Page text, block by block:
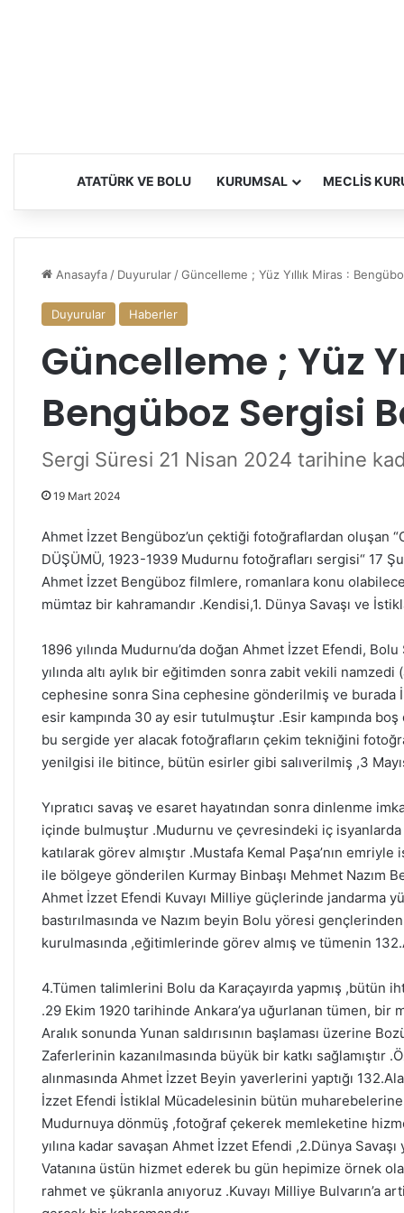
ATATÜRK VE BOLU KURUMSAL MECLIS
Anasayfa / Duyurular /Güncelleme ; Yüz Yıllık Miras :
Duyurular Haberler
Güncelleme ; Yüz
Bengüboz Sergisi
Sergi Süresi 21 Nisan 2024 tarihine
19 Mart 2024
Ahmet İzzet Bengüboz’un çektiği fotoğraflardan oluşan
DÜŞÜMÜ, 1923-1939 Mudurnu fotoğrafları sergisi“ 17
Ahmet İzzet Bengüboz filmlere, romanlara konu
mümtaz bir kahramandır .Kendisi,1. Dünya Savaşı ve
1896 yılında Mudurnu’da doğan Ahmet İzzet Efendi,
yılında altı aylık bir eğitimden sonra zabit vekili
cephesine sonra Sina cephesine gönderilmiş ve burada
esir kampında 30 ay esir tutulmuştur .Esir kampında
bu sergide yer alacak fotoğrafların çekim tekniğini
yenilgisi ile bitince, bütün esirler gibi salıverilmiş ,3
Yıpratıcı savaş ve esaret hayatından sonra dinlenme
içinde bulmuştur .Mudurnu ve çevresindeki iç
katılarak görev almıştır .Mustafa Kemal Paşa’nın
ile bölgeye gönderilen Kurmay Binbaşı Mehmet Nazım
Ahmet İzzet Efendi Kuvayı Milliye güçlerinde jandarma
bastırılmasında ve Nazım beyin Bolu yöresi
kurulmasında ,eğitimlerinde görev almış ve tümenin
4.Tümen talimlerini Bolu da Karaçayırda yapmış ,bütün
.29 Ekim 1920 tarihinde Ankara’ya uğurlanan tümen, bir
Aralık sonunda Yunan saldırısının başlaması üzerine
Zaferlerinin kazanılmasında büyük bir katkı sağlamıştır
alınmasında Ahmet İzzet Beyin yaverlerini yaptığı
İzzet Efendi İstiklal Mücadelesinin bütün
Mudurnuya dönmüş ,fotoğraf çekerek memleketine
yılına kadar savaşan Ahmet İzzet Efendi ,2.Dünya Savaşı
Vatanına üstün hizmet ederek bu gün hepimize örnek
rahmet ve şükranla anıyoruz .Kuvayı Milliye Bulvarın’a
K
E
N
K
O
S
E
Y
İ
E
N
M
İ
L
İ
E
İ
T
M
Ü
D
Ü
Y
A
8 Ekim 2019
KENT KONSEYİNDEN MİLLİ EĞİTİM
MÜDÜRÜ YASİN TEPE’YE ZİYARET